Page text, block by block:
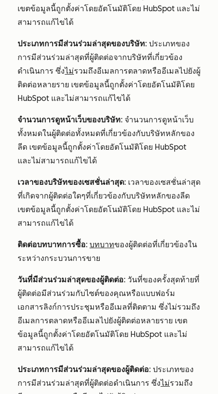
เขตข้อมูลนี้ถูกตั้งค่าโดยอัตโนมัติโดย HubSpot และไม่
สามารถแก้ไขได้
ประเภทการมีส่วนร่วมล่าสุดของบริษัท: ประเภทของ
การมีส่วนร่วมล่าสุดที่ผู้ติดต่อจากบริษัทที่เกี่ยวข้อง
ดำเนินการ ซึ่งไม่รวมถึงอีเมลการตลาดหรืออีเมลไปยังผู้
ติดต่อหลายราย เขตข้อมูลนี้ถูกตั้งค่าโดยอัตโนมัติโดย
HubSpot และไม่สามารถแก้ไขได้
จำนวนการดูหน้าเว็บของบริษัท: จำนวนการดูหน้าเว็บ
ทั้งหมดในผู้ติดต่อทั้งหมดที่เกี่ยวข้องกับบริษัทหลักของ
ลีด เขตข้อมูลนี้ถูกตั้งค่าโดยอัตโนมัติโดย HubSpot
และไม่สามารถแก้ไขได้
เวลาของบริษัทของเซสชั่นล่าสุด: เวลาของเซสชั่นล่าสุด
ที่เกิดจากผู้ติดต่อใดๆที่เกี่ยวข้องกับบริษัทหลักของลีด
เขตข้อมูลนี้ถูกตั้งค่าโดยอัตโนมัติโดย HubSpot และไม่
สามารถแก้ไขได้
ติดต่อบทบาทการซื้อ: บทบาทของผู้ติดต่อที่เกี่ยวข้องใน
ระหว่างกระบวนการขาย
วันที่มีส่วนร่วมล่าสุดของผู้ติดต่อ: วันที่ของครั้งสุดท้ายที่
ผู้ติดต่อมีส่วนร่วมกับไซต์ของคุณหรือแบบฟอร์ม
เอกสารลิงก์การประชุมหรืออีเมลที่ติดตาม ซึ่งไม่รวมถึง
อีเมลการตลาดหรืออีเมลไปยังผู้ติดต่อหลายราย เขต
ข้อมูลนี้ถูกตั้งค่าโดยอัตโนมัติโดย HubSpot และไม่
สามารถแก้ไขได้
ประเภทการมีส่วนร่วมล่าสุดของผู้ติดต่อ: ประเภทของ
การมีส่วนร่วมล่าสุดที่ผู้ติดต่อดำเนินการ ซึ่งไม่รวมถึง